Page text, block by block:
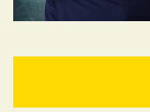
リフォーム・
必見！
資金